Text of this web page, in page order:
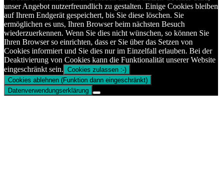
unser Angebot nutzerfreundlich zu gestalten. Einige Cookies bleiben
auf Ihrem Endgerät gespeichert, bis Sie diese löschen. Sie
ermöglichen es uns, Ihren Browser beim nächsten Besuch
wiederzuerkennen. Wenn Sie dies nicht wünschen, so können Sie
Ihren Browser so einrichten, dass er Sie über das Setzen von
Cookies informiert und Sie dies nur im Einzelfall erlauben. Bei der
Deaktivierung von Cookies kann die Funktionalität unserer Website
eingeschränkt sein. Cookies zulassen :-)
Cookies ablehnen (Funktion dann eingeschränkt)
Datenverwendungserklärung